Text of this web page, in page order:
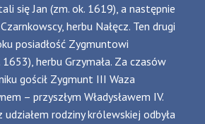
się Jan (zm. ok. 1619), a następnie
herbu Nałęcz. Ten drugi
posiadłość Zygmuntowi
herbu Grzymała. Za czasów
gościł Zygmunt III Waza
– przyszłym Władysławem IV.
rodziny królewskiej odbyła